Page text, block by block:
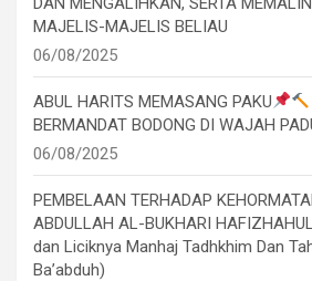
MAJELIS-MAJELIS BELIAU
06/08/2025
ABUL HARITS MEMASANG PAKU
BERMANDAT BODONG DI WAJAH
06/08/2025
PEMBELAAN TERHADAP
ABDULLAH AL-BUKHARI
dan Liciknya Manhaj Tadhkhim Dan
Ba’abduh)